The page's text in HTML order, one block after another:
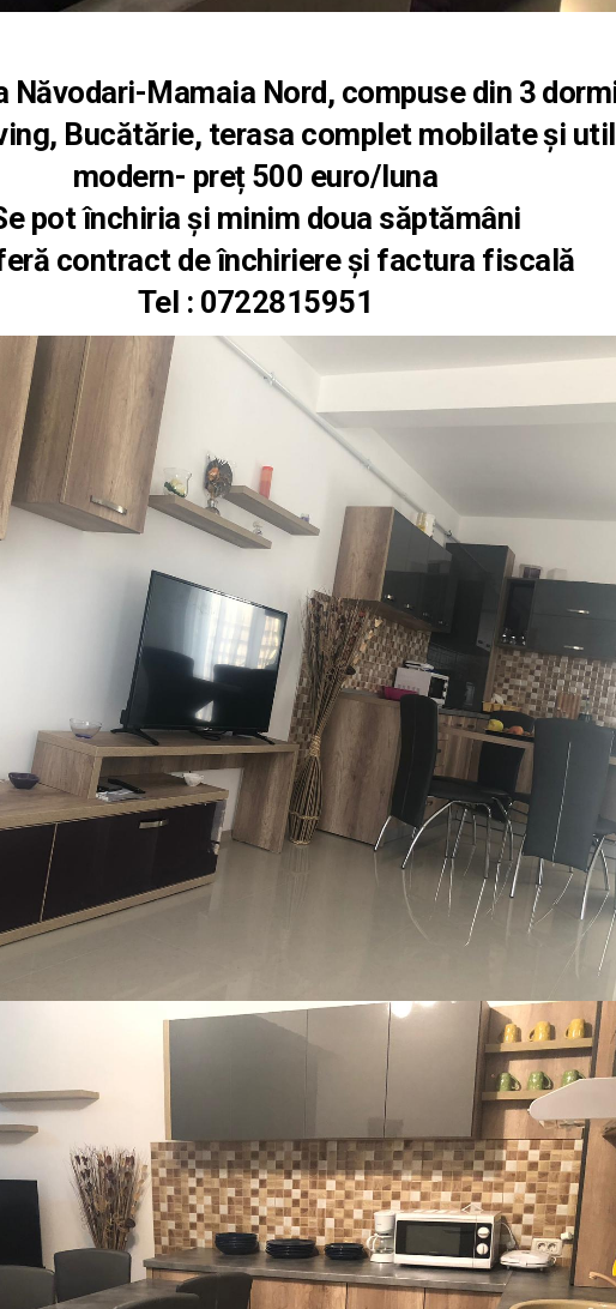
Năvodari-Mamaia Nord, compuse din 3
Bucătărie, terasa complet mobilate și
modern- preț 500 euro/luna
pot închiria și minim doua săptămâni
contract de închiriere și factura fiscală
Tel : 0722815951